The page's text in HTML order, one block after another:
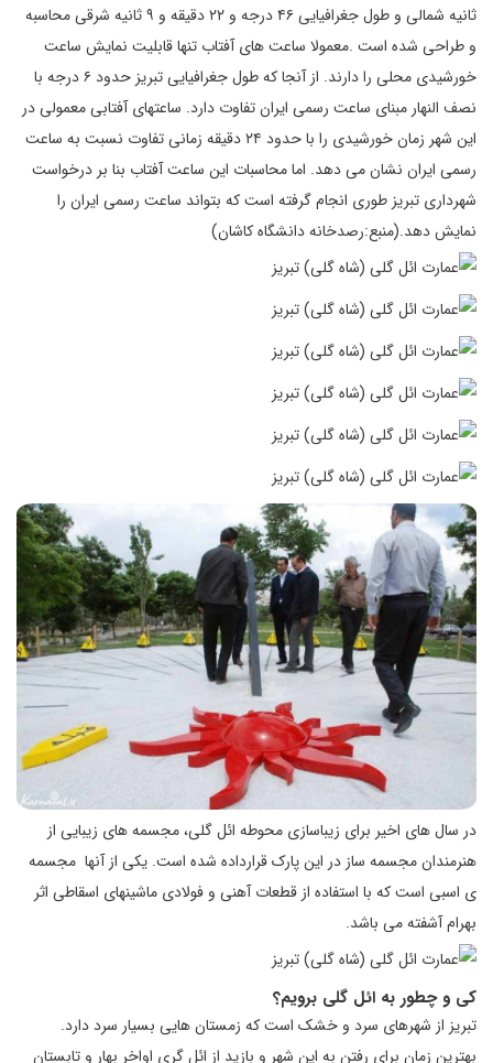
ثانیه شمالی و طول جغرافیایی ۴۶ درجه و ۲۲ دقیقه و ۹ ثانیه شرقی محاسبه
و طراحی شده است .معمولا ساعت های آفتاب تنها قابلیت نمایش ساعت
خورشیدی محلی را دارند. از آنجا که طول جغرافیایی تبریز حدود ۶ درجه با
نصف النهار مبنای ساعت رسمی ایران تفاوت دارد. ساعتهای آفتابی معمولی در
این شهر زمان خورشیدی را با حدود ۲۴ دقیقه زمانی تفاوت نسبت به ساعت
رسمی ایران نشان می دهد. اما محاسبات این ساعت آفتاب بنا بر درخواست
شهرداری تبریز طوری انجام گرفته است که بتواند ساعت رسمی ایران را
نمایش دهد.(منبع:رصدخانه دانشگاه کاشان)
در سال های اخیر برای زیباسازی محوطه ائل گلی، مجسمه های زیبایی از
هنرمندان مجسمه ساز در این پارک قرارداده شده است. یکی از آنها مجسمه
ی اسبی است که با استفاده از قطعات آهنی و فولادی ماشینهای اسقاطی اثر
بهرام آشفته می باشد.
کی و چطور به ائل گلی برویم؟
تبریز از شهرهای سرد و خشک است که زمستان هایی بسیار سرد دارد.
بهترین زمان برای رفتن به این شهر و بازید از ائل گری اواخر بهار و تابستان